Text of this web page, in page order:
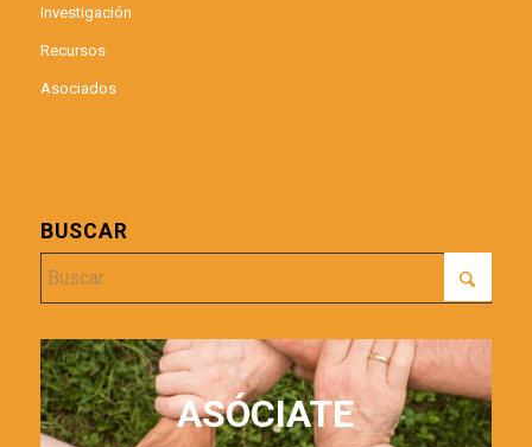
Investigación
Recursos
Asociados
BUSCAR
ASÓCIATE